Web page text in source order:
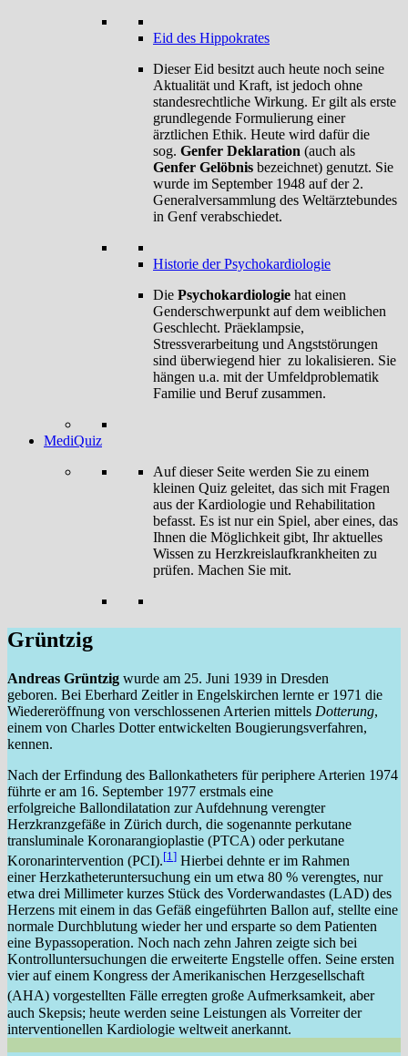
Eid des Hippokrates
Dieser Eid besitzt auch heute noch seine
Aktualität und Kraft, ist jedoch ohne
standesrechtliche Wirkung. Er gilt als erste
grundlegende Formulierung einer
ärztlichen Ethik. Heute wird dafür die
sog. Genfer Deklaration (auch als
Genfer Gelöbnis bezeichnet) genutzt. Sie
wurde im September 1948 auf der 2.
Generalversammlung des Weltärztebundes
in Genf verabschiedet.
Historie der Psychokardiologie
Die Psychokardiologie hat einen
Genderschwerpunkt auf dem weiblichen
Geschlecht. Präeklampsie,
Stressverarbeitung und Angststörungen
sind überwiegend hier zu lokalisieren. Sie
hängen u.a. mit der Umfeldproblematik
Familie und Beruf zusammen.
MediQuiz
Auf dieser Seite werden Sie zu einem
kleinen Quiz geleitet, das sich mit Fragen
aus der Kardiologie und Rehabilitation
befasst. Es ist nur ein Spiel, aber eines, das
Ihnen die Möglichkeit gibt, Ihr aktuelles
Wissen zu Herzkreislaufkrankheiten zu
prüfen. Machen Sie mit.
Grüntzig
Andreas Grüntzig wurde am 25. Juni 1939 in Dresden
geboren. Bei Eberhard Zeitler in Engelskirchen lernte er 1971 die
Wiedereröffnung von verschlossenen Arterien mittels Dotterung,
einem von Charles Dotter entwickelten Bougierungsverfahren,
kennen.
Nach der Erfindung des Ballonkatheters für periphere Arterien 1974
führte er am 16. September 1977 erstmals eine
erfolgreiche Ballondilatation zur Aufdehnung verengter
Herzkranzgefäße in Zürich durch, die sogenannte perkutane
transluminale Koronarangioplastie (PTCA) oder perkutane
Koronarintervention (PCI).[1 ] Hierbei dehnte er im Rahmen
einer Herzkatheteruntersuchung ein um etwa 80 % verengtes, nur
etwa drei Millimeter kurzes Stück des Vorderwandastes (LAD) des
Herzens mit einem in das Gefäß eingeführten Ballon auf, stellte eine
normale Durchblutung wieder her und ersparte so dem Patienten
eine Bypassoperation. Noch nach zehn Jahren zeigte sich bei
Kontrolluntersuchungen die erweiterte Engstelle offen. Seine ersten
vier auf einem Kongress der Amerikanischen Herzgesellschaft
(AHA) vorgestellten Fälle erregten große Aufmerksamkeit, aber
auch Skepsis; heute werden seine Leistungen als Vorreiter der
interventionellen Kardiologie weltweit anerkannt.